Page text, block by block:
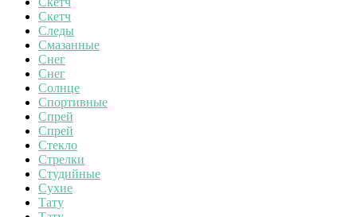
Скетч
Следы
Смазанные
Снег
Снег
Солнце
Спортивные
Спрей
Спрей
Стекло
Стрелки
Студийные
Сухие
Тату